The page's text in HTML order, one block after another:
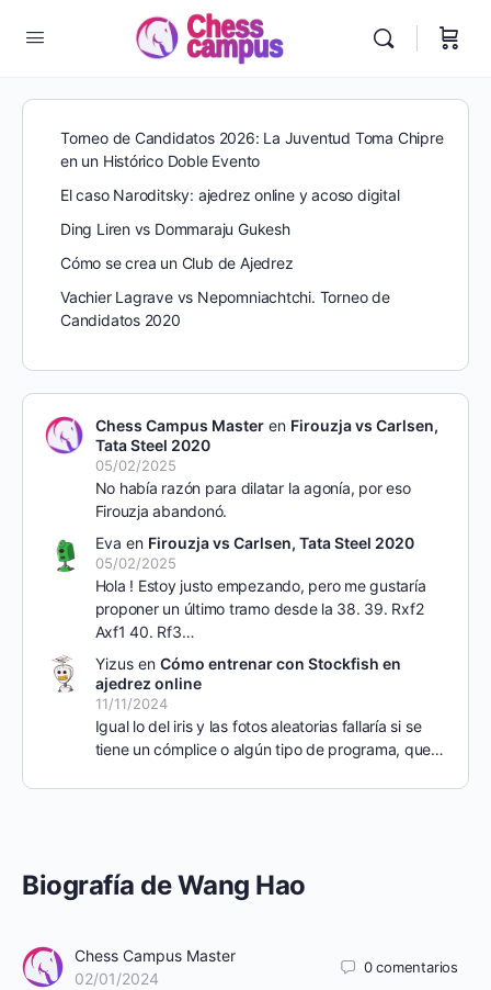
Biografía de Wang Hao
Chess Campus Master
02/01/2024
0comentarios
Torneo de Candidatos 2026: La Juventud Toma Chipre
en un Histórico Doble Evento
El caso Naroditsky: ajedrez online y acoso digital
Ding Liren vs Dommaraju Gukesh
Cómo se crea un Club de Ajedrez
Vachier Lagrave vs Nepomniachtchi. Torneo de
Candidatos 2020
Chess Campus Masteren Firouzja vs Carlsen,
Tata Steel 2020
05/02/2025
No había razón para dilatar la agonía, por eso
Firouzja abandonó.
Eva en Firouzja vs Carlsen, Tata Steel 2020
05/02/2025
Hola ! Estoy justo empezando, pero me gustaría
proponer un último tramo desde la 38. 39. Rxf2
Axf1 40. Rf3…
Yizusen Cómo entrenar con Stockfish en
ajedrez online
11/11/2024
Igual lo del iris y las fotos aleatorias fallaría si se
tiene un cómplice o algún tipo de programa, que…